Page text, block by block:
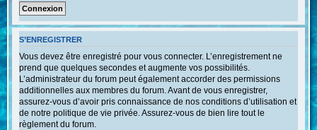
S’ENREGISTRER
Vous devez être enregistré pour vous connecter. L’enregistrement ne
prend que quelques secondes et augmente vos possibilités.
L’administrateur du forum peut également accorder des permissions
additionnelles aux membres du forum. Avant de vous enregistrer,
assurez-vous d’avoir pris connaissance de nos conditions d’utilisation et
de notre politique de vie privée. Assurez-vous de bien lire tout le
règlement du forum.